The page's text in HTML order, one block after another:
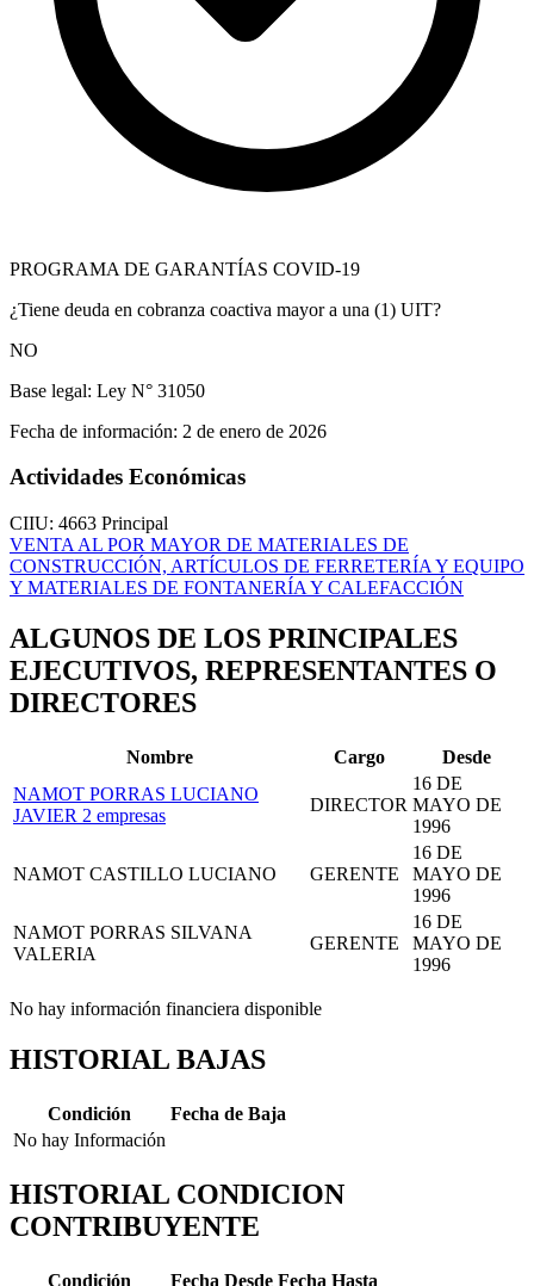
PROGRAMA DE GARANTÍAS COVID-19
¿Tiene deuda en cobranza coactiva mayor a una (1) UIT?
NO
Base legal: Ley N° 31050
Fecha de información: 2 de enero de 2026
Actividades Económicas
CIIU: 4663 Principal
VENTA AL POR MAYOR DE MATERIALES DE
CONSTRUCCIÓN, ARTÍCULOS DE FERRETERÍA Y EQUIPO
Y MATERIALES DE FONTANERÍA Y CALEFACCIÓN
ALGUNOS DE LOS PRINCIPALES
EJECUTIVOS, REPRESENTANTES O
DIRECTORES
Nombre Cargo
Desde
NAMOT PORRAS LUCIANO
JAVIER 2 empresas
DIRECTOR
16 DE
MAYO DE
1996
NAMOT CASTILLO LUCIANO GERENTE
16 DE
MAYO DE
1996
NAMOT PORRAS SILVANA
VALERIA
GERENTE
16 DE
MAYO DE
1996
No hay información financiera disponible
HISTORIAL BAJAS
Condición
Fecha de Baja
No hay Información
HISTORIAL CONDICION
CONTRIBUYENTE
Condición Fecha Desde Fecha Hasta